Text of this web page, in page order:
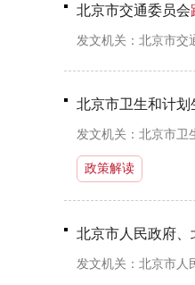
北京市交通委员会
发文机关： 北京市交
北京市卫生和计
发文机关： 北京市卫
政策解读
北京市人民政府、
发文机关： 北京市人